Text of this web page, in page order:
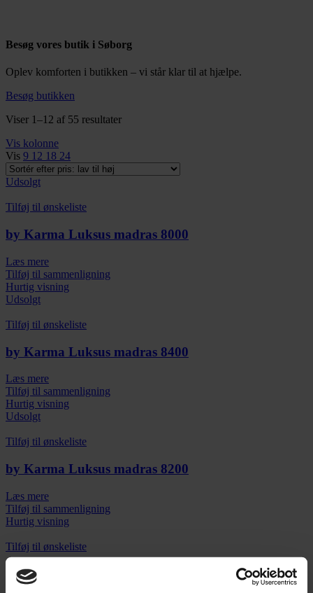
Besøg vores butik i Søborg
Oplev komforten i butikken – vi står klar til at hjælpe.
Besøg butikken
Viser 1–12 af 55 resultaterSorteret
Vis kolonne
Vis 9 12 18 24
Udsolgt
Tilføj til ønskeliste
by Karma Luksus madras 8000
Læs mere
Tilføj til sammenligning
Hurtig visning
Udsolgt
Tilføj til ønskeliste
by Karma Luksus madras 8400
Læs mere
Tilføj til sammenligning
Hurtig visning
Udsolgt
Tilføj til ønskeliste
by Karma Luksus madras 8200
Læs mere
Tilføj til sammenligning
Hurtig visning
Tilføj til ønskeliste
Kuvertlagen